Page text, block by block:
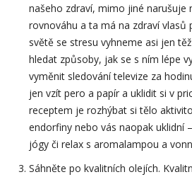
našeho zdraví, mimo jiné narušuje
rovnováhu a ta má na zdraví vlasů
světě se stresu vyhneme asi jen
hledat způsoby, jak se s ním lépe
vyměnit sledování televize za
jen vzít pero a papír a uklidit si v
receptem je rozhýbat si tělo
endorfiny nebo vás naopak uklidní
jógy či relax s aromalampou a
Sáhněte po kvalitních olejích.